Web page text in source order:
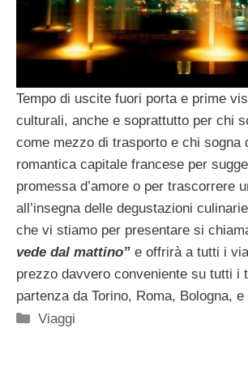
Tempo di uscite fuori porta e prime
culturali, anche e soprattutto per chi
come mezzo di trasporto e chi sogna
romantica capitale francese per
promessa d’amore o per trascorrere
all’insegna delle degustazioni
che vi stiamo per presentare si
vede dal mattino” e offrirà a tutti i
prezzo davvero conveniente su tutti i
partenza da Torino, Roma, Bologna,
Categorie
Viaggi